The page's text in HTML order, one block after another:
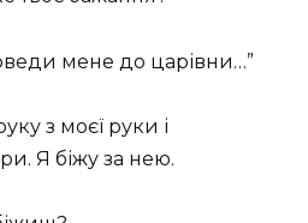
мене до царівни…”
з моєї руки і
Я біжу за нею.